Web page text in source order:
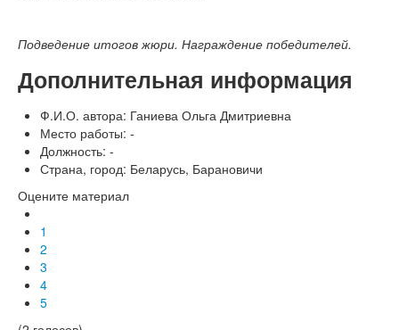
Подведение итогов жюри. Награждение победителей.
Дополнительная информация
Ф.И.О. автора: Ганиева Ольга Дмитриевна
Место работы: -
Должность: -
Страна, город: Беларусь, Барановичи
Оцените материал
1
2
3
4
5